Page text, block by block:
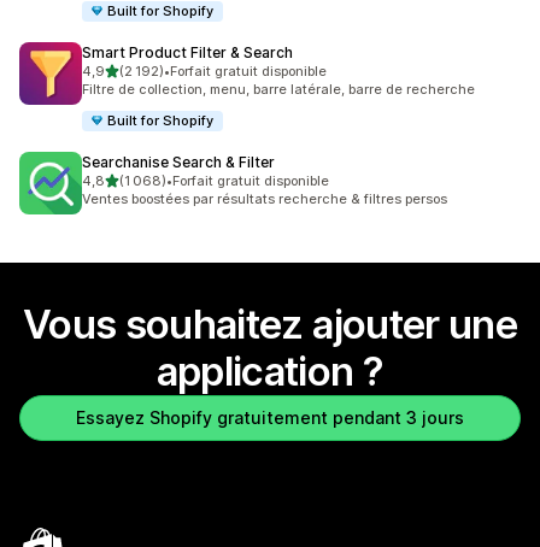
Built for Shopify
Smart Product Filter & Search
4,9étoile(s) sur 5
(2 192)
2192 avis au total
•Forfait gratuit disponible
Filtre de collection, menu, barre latérale, barre de recherche
Built for Shopify
Searchanise Search & Filter
4,8étoile(s) sur 5
(1 068)
1068 avis au total
•Forfait gratuit disponible
Ventes boostées par résultats recherche & filtres persos
Vous souhaitez ajouter une
application ?
Essayez Shopify gratuitement pendant 3 jours